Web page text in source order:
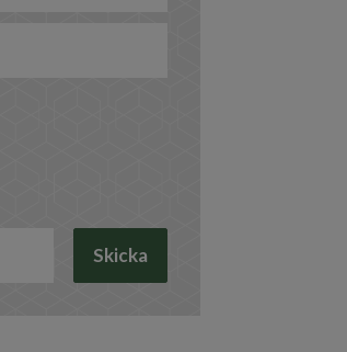
Skicka